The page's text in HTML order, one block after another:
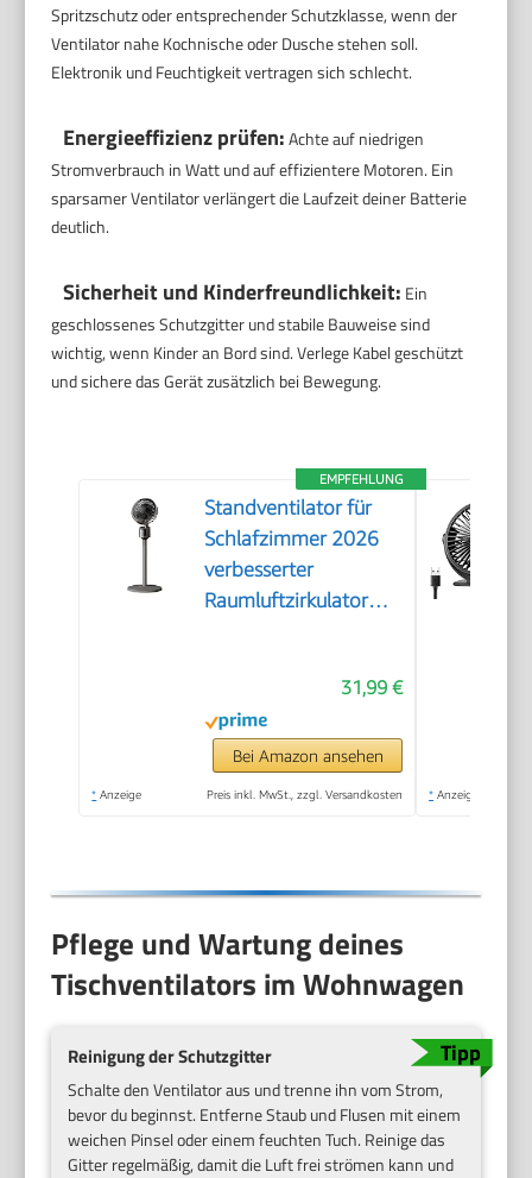
Spritzschutz oder entsprechender Schutzklasse, wenn der
Ventilator nahe Kochnische oder Dusche stehen soll.
Elektronik und Feuchtigkeit vertragen sich schlecht.
Energieeffizienz prüfen:Achte auf niedrigen
Stromverbrauch in Watt und auf effizientere Motoren. Ein
sparsamer Ventilator verlängert die Laufzeit deiner Batterie
deutlich.
Sicherheit und Kinderfreundlichkeit: Ein
geschlossenes Schutzgitter und stabile Bauweise sind
wichtig, wenn Kinder an Bord sind. Verlege Kabel geschützt
und sichere das Gerät zusätzlich bei Bewegung.
EMPFEHLUNG
Standventilator für
Schlafzimmer 2026
verbesserter
Raumluftzirkulator
oszillierendem
Standfuß 3
Geschwindigkeitsstufen
31,99 €
Bei Amazon ansehen
* Anzeige Preis inkl. MwSt., zzgl. Versandkosten * Anzeige
Pflege und Wartung deines
Tischventilators im Wohnwagen
Reinigung der Schutzgitter
Schalte den Ventilator aus und trenne ihn vom Strom,
bevor du beginnst. Entferne Staub und Flusen mit einem
weichen Pinsel oder einem feuchten Tuch. Reinige das
Gitter regelmäßig, damit die Luft frei strömen kann und